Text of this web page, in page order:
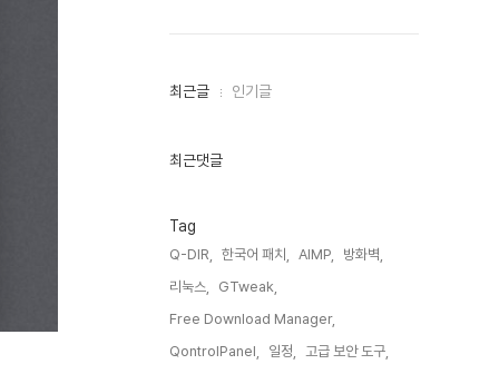
최
인
최근글 인기글
최근댓글
Tag
Q-DIR, 한국어 패치, AIMP,
방화벽,
리눅스,
GTweak,
Free Download Manager,
QontrolPanel,
일정,
고급 보안 도구,